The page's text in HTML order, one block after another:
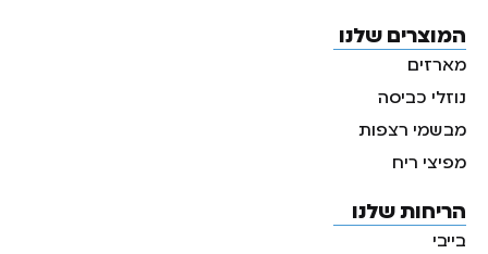
המוצרים שלנו
מארזים
נוזלי כביסה
מבשמי רצפות
מפיצי ריח
הריחות שלנו
בייבי